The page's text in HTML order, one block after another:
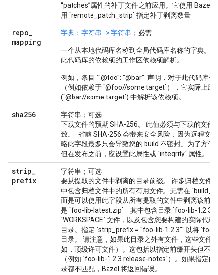
“patches”属性的补丁文件之前应用。它使用 Bazel
用 `remote_patch_strip` 指定补丁剥离数量
repo_
mapping
字典：字符串 -> 字符串 ；必需
一个从本地代码库名称到全局代码库名称的字典。
此代码库的依赖项的工作区依赖项解析。
例如，条目 `"@foo": "@bar"` 声明，对于此代码库
（例如依赖于 `@foo//some:target`），它实际上应
(`@bar//some:target`) 中解析该依赖项。
sha256
字符串；可选
下载文件的预期 SHA-256。 此值必须与下载的文件
致。_省略 SHA-256 会带来安全风险，因为远程文
略此字段最多只会导致您的 build 不密封。为了方便
但在发布之前，应设置此属性或 `integrity` 属性。
strip_
prefix
字符串；可选
要从提取的文件中剥离的目录前缀。 许多归档文件
中包含归档文件中的所有有用文件。无需在
而是可以使用此字段从所有提取的文件中剥离该前
是 `foo-lib-latest.zip`，其中包含目录 `foo-lib-1.2.3/
`WORKSPACE` 文件，以及包含您要构建的实际代
目录。指定 `strip_prefix = "foo-lib-1.2.3"` 以将 `foo-
目录。 请注意，如果此目录之外有文件，这些文件
如，顶级许可文件）。这包括以指定前缀开头但不
（例如 `foo-lib-1.2.3.release-notes`）。如果指定
录都不匹配，Bazel 将返回错误。